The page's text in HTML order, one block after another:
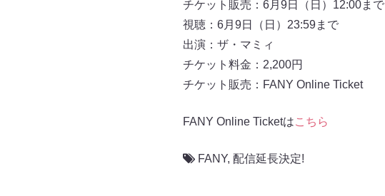
チケット販売：6月9日（日）12:00まで
視聴：6月9日（日）23:59まで
出演：ザ・マミィ
チケット料金：2,200円
チケット販売：FANY Online Ticket
FANY Online Ticketはこちら
FANY, 配信延長決定!